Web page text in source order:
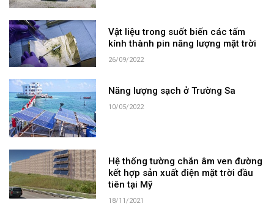
Vật liệu trong suốt biến các tấm
kính thành pin năng lượng mặt trời
26/09/2022
Năng lượng sạch ở Trường Sa
10/05/2022
Hệ thống tường chắn âm ven đường
kết hợp sản xuất điện mặt trời đầu
tiên tại Mỹ
18/11/2021